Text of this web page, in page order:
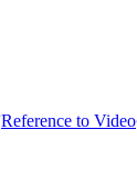
Reference to Video